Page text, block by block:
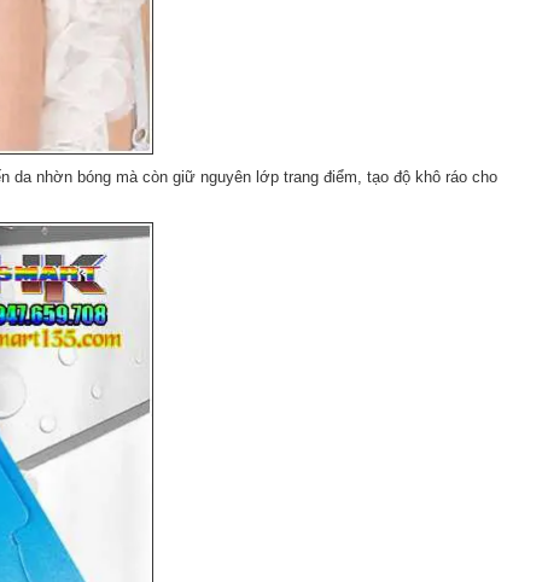
nhờn bóng mà còn giữ nguyên lớp trang điểm, tạo độ khô ráo cho